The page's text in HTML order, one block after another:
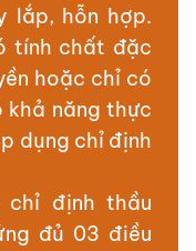
lắp, hỗn hợp.
tính chất đặc
hoặc chỉ có
khả năng thực
dụng chỉ định
chỉ định thầu
đủ 03 điều